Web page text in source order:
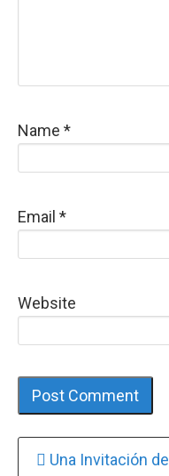
Name *
Email *
Website
Continue
Una Invitación